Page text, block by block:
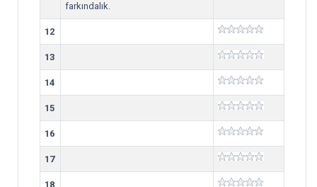
farkındalık.
12
13
14
15
16
17
18